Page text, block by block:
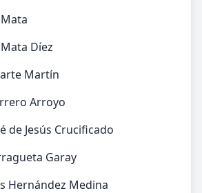
Díez
Martín
Arroyo
de Jesús Crucificado
Garay
Hernández Medina